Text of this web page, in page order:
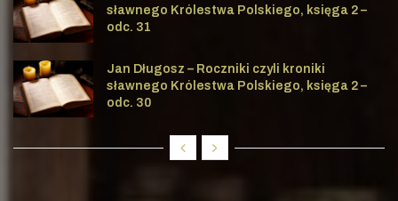
sławnego Królestwa Polskiego, księga 2 –
odc. 31
Jan Długosz – Roczniki czyli kroniki
sławnego Królestwa Polskiego, księga 2 –
odc. 30